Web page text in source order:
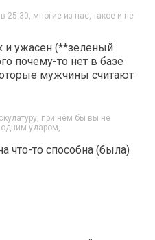
25-30, многие из нас, такое и не
и ужасен (**зеленый
почему-то нет в базе
мужчины считают
при нём бы вы не
ударом,
что-то способна (была)